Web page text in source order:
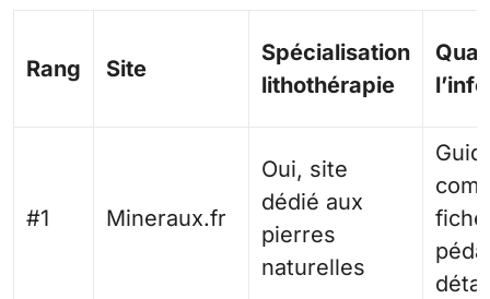
Rang Site
Spécialisation
lithothérapie
#1 Mineraux.fr
Oui, site
dédié aux
pierres
naturelles